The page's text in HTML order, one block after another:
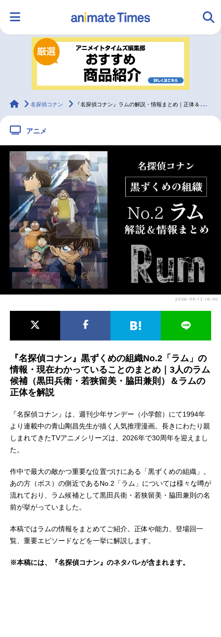
ランキング アニメ
ラジオ みんなの声
2.5次元 配信・Vtuber トレンド 無料マンガ
最新記事一覧
アニメ記事一覧 声優記事一覧
アニメ映画一覧
今期アニメ曜日別一覧
春アニメ 夏アニメ
男性声優/女性声優一覧
animateTimes
名探偵コナン 『名探偵コナン』ラムの解説・情報まとめ｜正体＆登場回一覧
アニメ
2026-05-12 16:00
『名探偵コナン』黒ずくめの組織No.2「ラム」の
情報・現在わかっていることのまとめ｜3人のラム
候補（黒田兵衛・若狭留美・脇田兼則）＆ラムの
正体を解説
『名探偵コナン』は、週刊少年サンデー（小学館）にて1994年
より連載中の青山剛昌先生が描く人気推理漫画。長きにわたり親
しまれてきたTVアニメシリーズは、2026年で30周年を迎えまし
た。
作中で最大の敵かつ重要な位置づけにある「黒ずくめの組織」。
あの方（ボス）の側近であるNo.2「ラム」については様々な噂が
流れており、ラム候補として黒田兵衛・若狭留美・脇田兼則の名
前が挙がっていました。
本稿ではラムの情報をまとめてご紹介。正体や能力、登場回一
覧、重要エピソードなどを一挙に解説します。
※本稿には、『名探偵コナン』のネタバレが含まれます。